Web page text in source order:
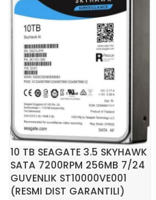
10 TB SEAGATE 3.5 SKYHAWK
SATA 7200RPM 256MB 7/24
GUVENLIK ST10000VE001
(RESMI DIST GARANTILI)